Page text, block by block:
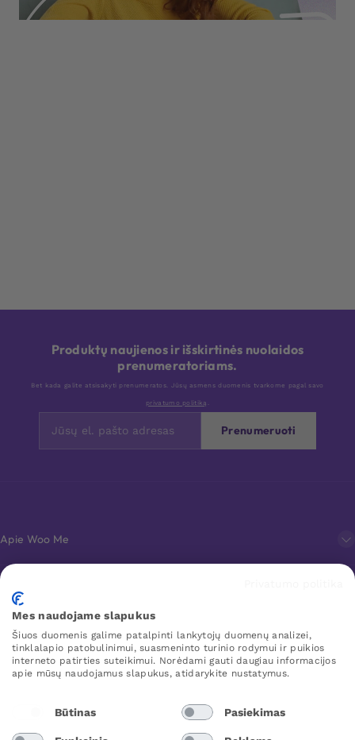
Produktų naujienos ir išskirtinės nuolaidos
prenumeratoriams.
Bet kada galite atsisakyti prenumeratos. Jūsų asmens duomenis tvarkome pagal savo
privatumo politiką .
Prenumeruoti
Apie Woo Me
Klientų aptarnavimas
Mėgstamiausi
WOO ME
Mes naudojame slapukus
Šiuos duomenis galime patalpinti lankytojų duomenų analizei,
tinklalapio patobulinimui, suasmeninto turinio rodymui ir puikios
interneto patirties suteikimui. Norėdami gauti daugiau informacijos
apie mūsų naudojamus slapukus, atidarykite nustatymus.
Būtinas Pasiekimas